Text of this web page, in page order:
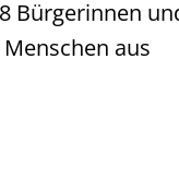
Bürgerinnen
aus